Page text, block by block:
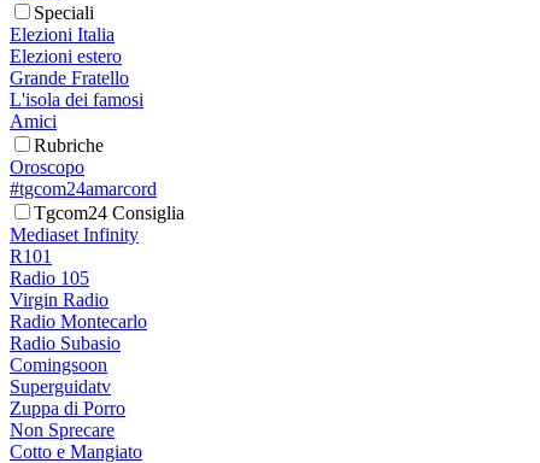
Speciali
Elezioni Italia
Elezioni estero
Grande Fratello
L'isola dei famosi
Amici
Rubriche
Oroscopo
#tgcom24amarcord
Tgcom24 Consiglia
Mediaset Infinity
R101
Radio 105
Virgin Radio
Radio Montecarlo
Radio Subasio
Comingsoon
Superguidatv
Zuppa di Porro
Non Sprecare
Cotto e Mangiato